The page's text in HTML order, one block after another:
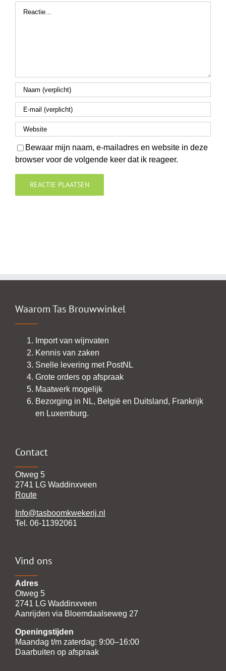
Bewaar mijn naam, e-mailadres en website in deze
browser voor de volgende keer dat ik reageer.
Waarom Tas Brouwwinkel
Import van wijnvaten
Kennis van zaken
Snelle levering met PostNL
Grote orders op afspraak
Maatwerk mogelijk
Bezorging in NL, België en Duitsland, Frankrijk
en Luxemburg.
Contact
Otweg 5
2741 LG Waddinxveen
Route
Info@tasboomkwekerij.nl
Tel. 06-11392061
Vind ons
Adres
Otweg 5
2741 LG Waddinxveen
Aanrijden via Bloemdaalseweg 27
Openingstijden
Maandag t/m zaterdag: 9:00–16:00
Daarbuiten op afspraak